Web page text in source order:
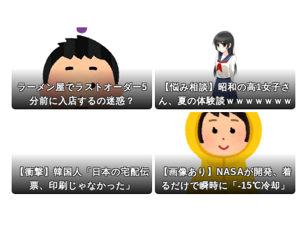
Powered by livedoor 相互RSS
ラーメン屋でラストオーダー5
分前に入店するの迷惑？
【悩み相談】昭和の高1女子さ
ん、夏の体験談ｗｗｗｗｗｗｗ
ｗ
【衝撃】韓国人「日本の宅配伝
票、印刷じゃなかった」
【画像あり】NASAが開発、着
るだけで瞬時に「-15℃冷却」